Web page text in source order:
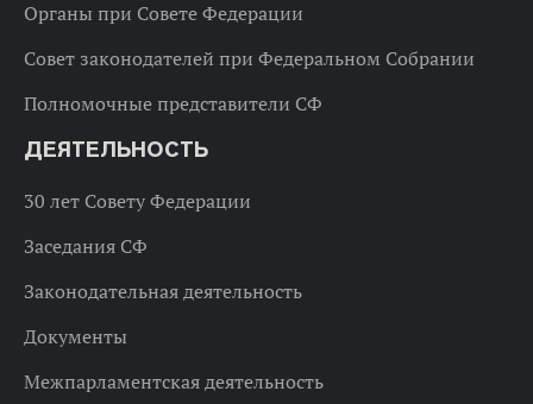
Органы при Совете Федерации
Совет законодателей при Федеральном Собрании
Полномочные представители СФ
ДЕЯТЕЛЬНОСТЬ
30 лет Совету Федерации
Заседания СФ
Законодательная деятельность
Документы
Межпарламентская деятельность